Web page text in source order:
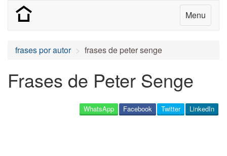
Menu
frases por autor frases de peter senge
Frases de Peter Senge
LinkedIn
Twitter
Facebook
WhatsApp